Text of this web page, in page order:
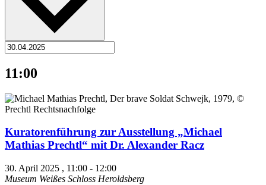
11:00
Kuratorenführung zur Ausstellung „Michael
Mathias Prechtl“ mit Dr. Alexander Racz
30. April 2025 , 11:00 - 12:00
Museum Weißes Schloss Heroldsberg